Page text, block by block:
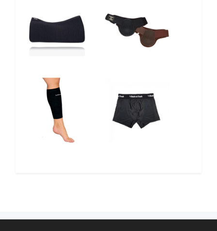
12%